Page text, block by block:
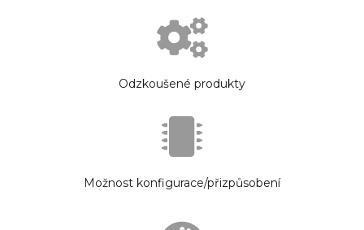
Odzkoušené produkty
Možnost konfigurace/přizpůsobení